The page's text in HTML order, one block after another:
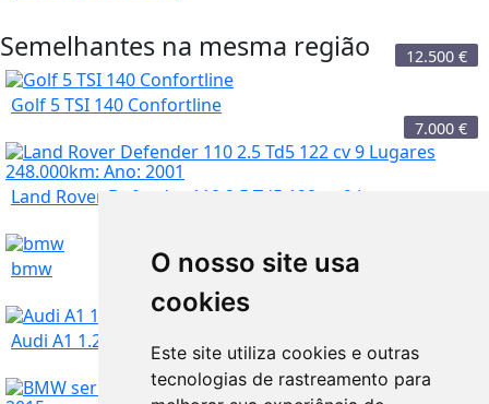
O nosso site usa
cookies
Este site utiliza cookies e outras
tecnologias de rastreamento para
12.500 €
7.000 €
Semelhantes na mesma região
Golf 5 TSI 140 Confortline
Land Rover Defender 110 2.5 Td5 122 cv 9 Lugare...
bmw
Audi A1 1.2 TFSi Sport : 2010